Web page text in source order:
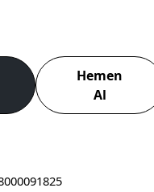
Hemen
Al